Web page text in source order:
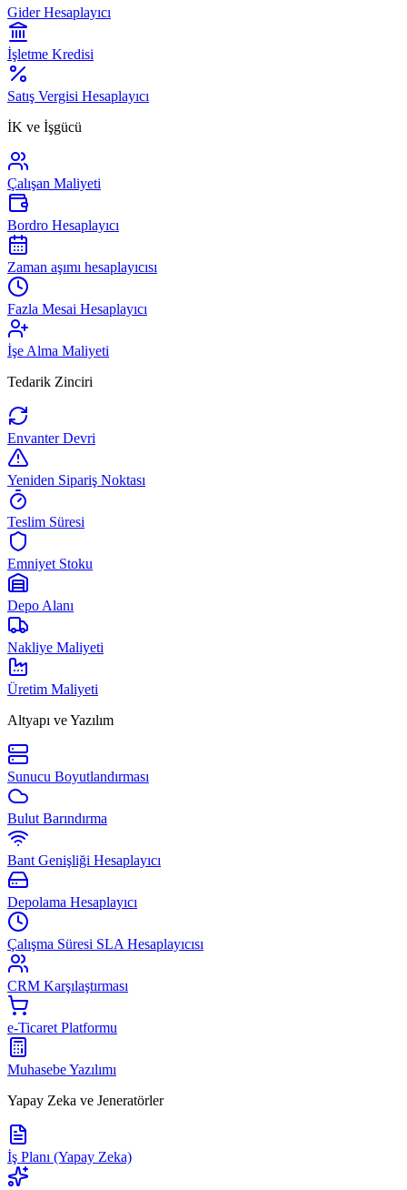
Gider Hesaplayıcı
İşletme Kredisi
Satış Vergisi Hesaplayıcı
İK ve İşgücü
Çalışan Maliyeti
Bordro Hesaplayıcı
Zaman aşımı hesaplayıcısı
Fazla Mesai Hesaplayıcı
İşe Alma Maliyeti
Tedarik Zinciri
Envanter Devri
Yeniden Sipariş Noktası
Teslim Süresi
Emniyet Stoku
Depo Alanı
Nakliye Maliyeti
Üretim Maliyeti
Altyapı ve Yazılım
Sunucu Boyutlandırması
Bulut Barındırma
Bant Genişliği Hesaplayıcı
Depolama Hesaplayıcı
Çalışma Süresi SLA Hesaplayıcısı
CRM Karşılaştırması
e-Ticaret Platformu
Muhasebe Yazılımı
Yapay Zeka ve Jeneratörler
İş Planı (Yapay Zeka)